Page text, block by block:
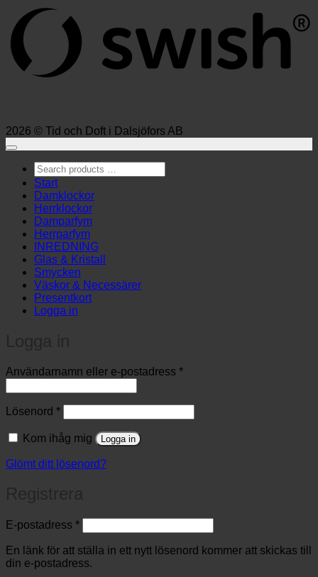
2026 © Tid och Doft i Dalsjöfors AB
Search
products
…
Start
Damklockor
Herrklockor
Damparfym
Herrparfym
INREDNING
Glas & Kristall
Smycken
Väskor & Necessärer
Presentkort
Logga in
Användarnamn eller e-postadress *Obligatoriskt
Lösenord *Obligatoriskt
Kom ihåg mig Logga in
Glömt ditt lösenord?
E-postadress *Obligatoriskt
En länk för att ställa in ett nytt lösenord kommer att skickas till
din e-postadress.